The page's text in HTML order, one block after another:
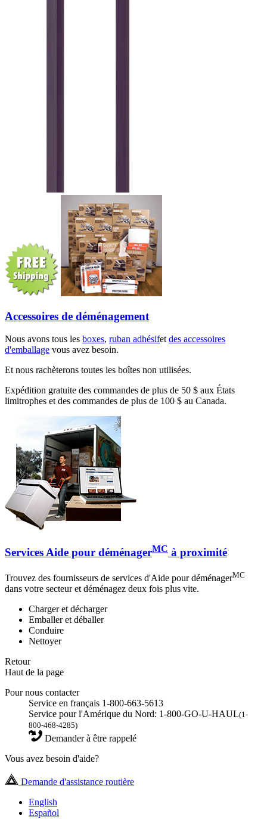
Accessoires de déménagement
Nous avons tous les boxes, ruban adhésifetdes accessoires
d'emballage vous avez besoin.
Et nous rachèterons toutes les boîtes non utilisées.
Expédition gratuite des commandes de plus de 50 $ aux États
limitrophes et des commandes de plus de 100 $ au Canada.
Services Aide pour déménagerMC à proximité
Trouvez des fournisseurs de services d'Aide pour déménagerMC
dans votre secteur et déménagez deux fois plus vite.
Charger et décharger
Emballer et déballer
Conduire
Nettoyer
Retour
Haut de la page
Pour nous contacter
Service en français 1-800-663-5613
Service pour l'Amérique du Nord: 1-800-GO-U-HAUL(1-
800-468-4285)
Demander à être rappelé
Vous avez besoin d'aide?
Demande d'assistance routière
English
Español